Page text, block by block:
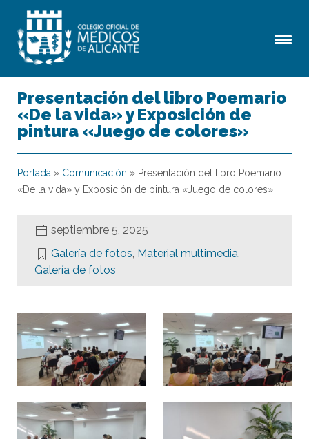
Presentación del libro Poemario
«De la vida» y Exposición de
pintura «Juego de colores»
Portada » Comunicación » Presentación del libro Poemario
«De la vida» y Exposición de pintura «Juego de colores»
septiembre 5, 2025
Galería de fotos, Material multimedia,
Galería de fotos